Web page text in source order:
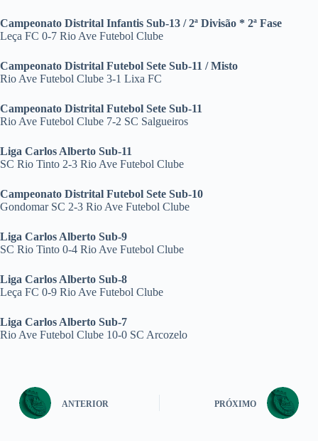
Campeonato Distrital Infantis Sub-13 / 2ª Divisão * 2ª Fase
Leça FC 0-7 Rio Ave Futebol Clube
Campeonato Distrital Futebol Sete Sub-11 / Misto
Rio Ave Futebol Clube 3-1 Lixa FC
Campeonato Distrital Futebol Sete Sub-11
Rio Ave Futebol Clube 7-2 SC Salgueiros
Liga Carlos Alberto Sub-11
SC Rio Tinto 2-3 Rio Ave Futebol Clube
Campeonato Distrital Futebol Sete Sub-10
Gondomar SC 2-3 Rio Ave Futebol Clube
Liga Carlos Alberto Sub-9
SC Rio Tinto 0-4 Rio Ave Futebol Clube
Liga Carlos Alberto Sub-8
Leça FC 0-9 Rio Ave Futebol Clube
Liga Carlos Alberto Sub-7
Rio Ave Futebol Clube 10-0 SC Arcozelo
ANTERIOR PRÓXIMO